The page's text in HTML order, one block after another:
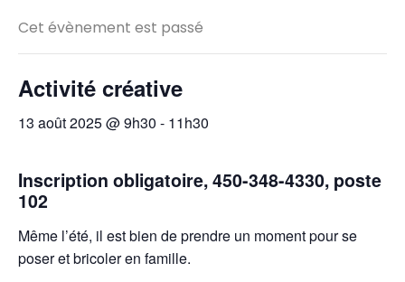
Cet évènement est passé
Activité créative
13 août 2025 @ 9h30 - 11h30
Inscription obligatoire, 450-348-4330, poste
102
Même l’été, il est bien de prendre un moment pour se
poser et bricoler en famille.